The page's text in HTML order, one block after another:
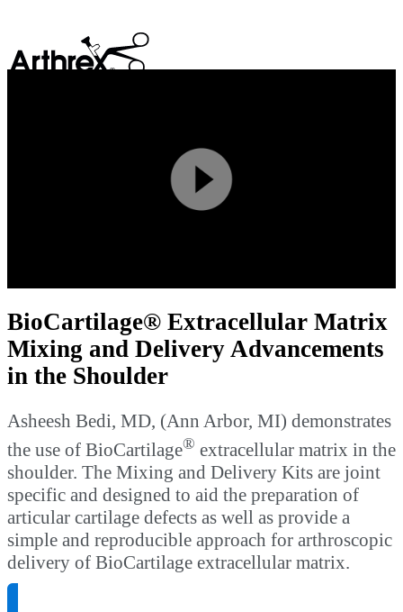
Play
Video
BioCartilage® Extracellular Matrix
Mixing and Delivery Advancements
in the Shoulder
Asheesh Bedi, MD, (Ann Arbor, MI) demonstrates
the use of BioCartilage® extracellular matrix in the
shoulder. The Mixing and Delivery Kits are joint
specific and designed to aid the preparation of
articular cartilage defects as well as provide a
simple and reproducible approach for arthroscopic
delivery of BioCartilage extracellular matrix.